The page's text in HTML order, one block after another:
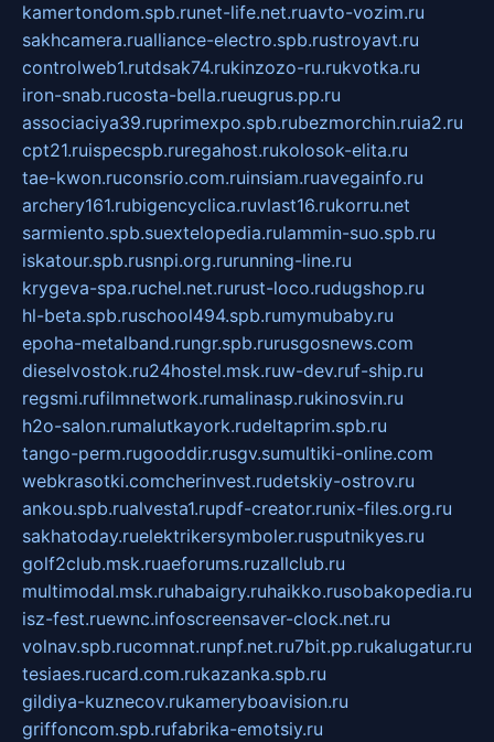
kamertondom.spb.runet-life.net.ruavto-vozim.ru
sakhcamera.rualliance-electro.spb.rustroyavt.ru
controlweb1.rutdsak74.rukinzozo-ru.rukvotka.ru
iron-snab.rucosta-bella.rueugrus.pp.ru
associaciya39.ruprimexpo.spb.rubezmorchin.ruia2.ru
cpt21.ruispecspb.ruregahost.rukolosok-elita.ru
tae-kwon.ruconsrio.com.ruinsiam.ruavegainfo.ru
archery161.rubigencyclica.ruvlast16.rukorru.net
sarmiento.spb.suextelopedia.rulammin-suo.spb.ru
iskatour.spb.rusnpi.org.rurunning-line.ru
krygeva-spa.ruchel.net.rurust-loco.rudugshop.ru
hl-beta.spb.ruschool494.spb.rumymubaby.ru
epoha-metalband.rungr.spb.rurusgosnews.com
dieselvostok.ru24hostel.msk.ruw-dev.ruf-ship.ru
regsmi.rufilmnetwork.rumalinasp.rukinosvin.ru
h2o-salon.rumalutkayork.rudeltaprim.spb.ru
tango-perm.rugooddir.rusgv.sumultiki-online.com
webkrasotki.comcherinvest.rudetskiy-ostrov.ru
ankou.spb.rualvesta1.rupdf-creator.runix-files.org.ru
sakhatoday.ruelektrikersymboler.rusputnikyes.ru
golf2club.msk.ruaeforums.ruzallclub.ru
multimodal.msk.ruhabaigry.ruhaikko.rusobakopedia.ru
isz-fest.ruewnc.infoscreensaver-clock.net.ru
volnav.spb.rucomnat.runpf.net.ru7bit.pp.rukalugatur.ru
tesiaes.rucard.com.rukazanka.spb.ru
gildiya-kuznecov.rukameryboavision.ru
griffoncom.spb.rufabrika-emotsiy.ru